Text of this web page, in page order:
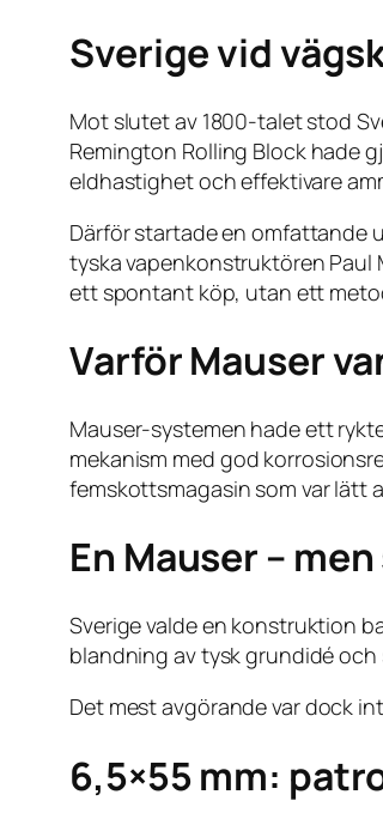
Sverige vid
Mot slutet av 1800-talet stod
Remington Rolling Block hade
eldhastighet och effektivare
Därför startade en omfattande
tyska vapenkonstruktören Paul
ett spontant köp, utan ett
Varför Mauser
Mauser-systemen hade ett
mekanism med god
femskottsmagasin som var lätt
En Mauser –
Sverige valde en konstruktion
blandning av tysk grundidé
Det mest avgörande var dock
6,5×55 mm: